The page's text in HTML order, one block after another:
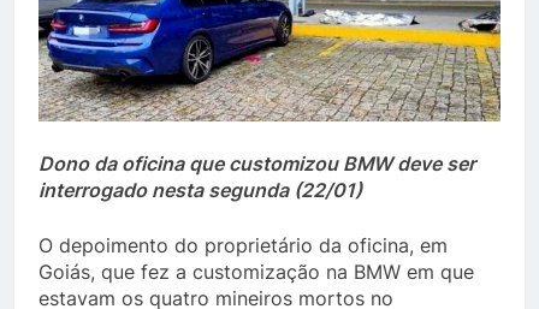
Dono da oficina que customizou BMW deve ser
interrogado nesta segunda (22/01)
O depoimento do proprietário da oficina, em
Goiás, que fez a customização na BMW em que
estavam os quatro mineiros mortos no